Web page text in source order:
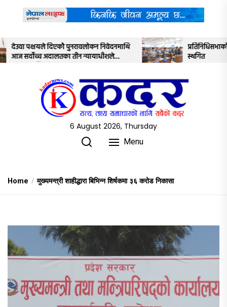
content
निवेदनमाथि
प्रतिनिधिसभाको बैठक साउन २२ गतेसम्मका लागि
स्थगित
6 August 2026, Thursday
Menu
Home मुख्यमन्त्री शाहीद्धारा बिभिन्न शिर्षकमा ३६ करोड निकासा